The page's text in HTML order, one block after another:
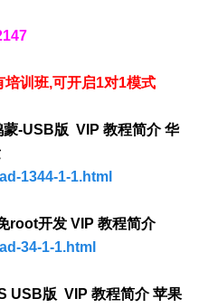
训班,可开启1对1模式
-USB版 VIP 教程简介 华
1344-1-1.html
root开发 VIP 教程简介
34-1-1.html
USB版 VIP 教程简介 苹果